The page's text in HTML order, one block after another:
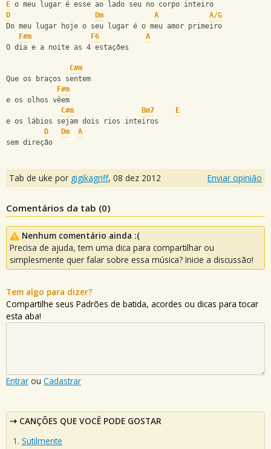
E o meu lugar é esse ao lado seu no corpo inteiro
D
Dm A
A/G
Do meu lugar hoje o seu lugar é o meu amor primeiro
F#m
F6
A
O dia e a noite as 4 estações
C#m
Que os braços sentem
F#m
e os olhos vêem
C#m
Bm7
E
e os lábios sejam dois rios inteiros
D
Dm
A
sem direção
Tab de uke por gigikagriff, 08 dez 2012 Enviar opinião
Comentários da tab (0)
Nenhum comentário ainda :(
Precisa de ajuda, tem uma dica para compartilhar ou
simplesmente quer falar sobre essa música? Inicie a discussão!
Tem algo para dizer?
Compartilhe seus Padrões de batida, acordes ou dicas para tocar
esta aba!
Entrar ou Cadastrar
CANÇÕES QUE VOCÊ PODE GOSTAR
Sutilmente